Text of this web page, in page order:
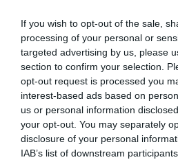
If you wish to opt-out of the sale,
processing of your personal or
targeted advertising by us, please
section to confirm your selection.
opt-out request is processed you
interest-based ads based on
us or personal information
your opt-out. You may separately
disclosure of your personal
IAB’s list of downstream
és legtöbbre értékelt, első
foglalkozó pincészete is a
kétnapos túra természetesen
Kreinbacher birtokon tett
nélkül. Olyannyira, hogy
kezdődik a vendégek
öttételes kóstolósor által
tudnak a pezsgők Somlón.